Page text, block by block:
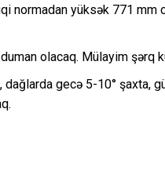
normadan yüksək 771 mm
olacaq. Mülayim şərq
gecə 5-10° şaxta,